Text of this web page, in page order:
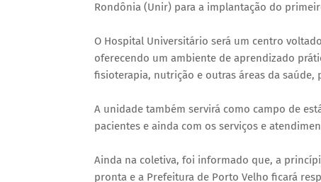
Rondônia (Unir) para a implantação do
O Hospital Universitário será um centro
oferecendo um ambiente de aprendizado
fisioterapia, nutrição e outras áreas da
A unidade também servirá como campo de
pacientes e ainda com os serviços e
Ainda na coletiva, foi informado que, a
pronta e a Prefeitura de Porto Velho ficará